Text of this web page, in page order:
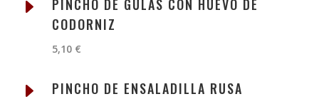
E
PINCHO DE GULAS CON HUEVO DE
CODORNIZ
5,10 €
E PINCHO DE ENSALADILLA RUSA